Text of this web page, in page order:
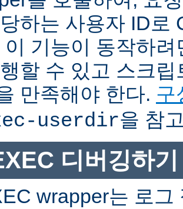
하는 사용자 ID로
이 기능이 동작하
할 수 있고 스크
만족해야 한다. 구
userdir을 참
디버깅하기
wrapper는 로그